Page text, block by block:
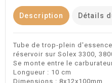
Description Détails
Tube de trop-plein
réservoir sur Solex 3300,
Se monte entre le
Longueur : 10 cm
Dimensions : 8x12x100mm